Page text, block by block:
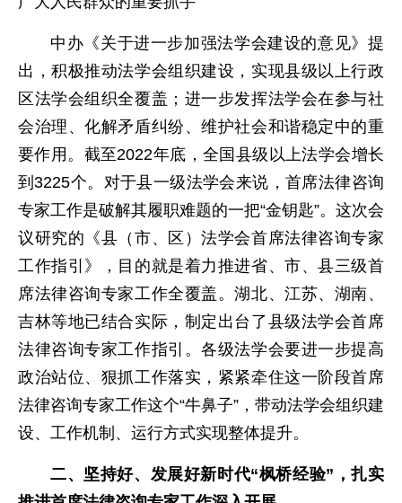
中办《关于进一步加强法学会建设的意见》提
出，积极推动法学会组织建设，实现县级以上行政
区法学会组织全覆盖；进一步发挥法学会在参与社
会治理、化解矛盾纠纷、维护社会和谐稳定中的重
要作用。截至2022年底，全国县级以上法学会增长
到3225个。对于县一级法学会来说，首席法律咨询
专家工作是破解其履职难题的一把“金钥匙”。这次会
议研究的《县（市、区）法学会首席法律咨询专家
工作指引》，目的就是着力推进省、市、县三级首
席法律咨询专家工作全覆盖。湖北、江苏、湖南、
吉林等地已结合实际，制定出台了县级法学会首席
法律咨询专家工作指引。各级法学会要进一步提高
政治站位、狠抓工作落实，紧紧牵住这一阶段首席
法律咨询专家工作这个“牛鼻子”，带动法学会组织建
设、工作机制、运行方式实现整体提升。
二、坚持好、发展好新时代“枫桥经验”，扎实